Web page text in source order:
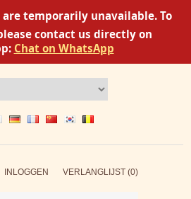
temporarily unavailable. To
contact us directly on
Chat on WhatsApp
INLOGGEN VERLANGLIJST (0)